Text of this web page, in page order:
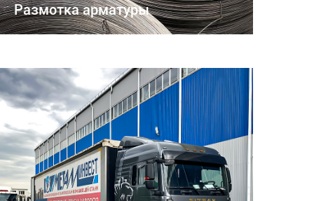
Размотка арматуры